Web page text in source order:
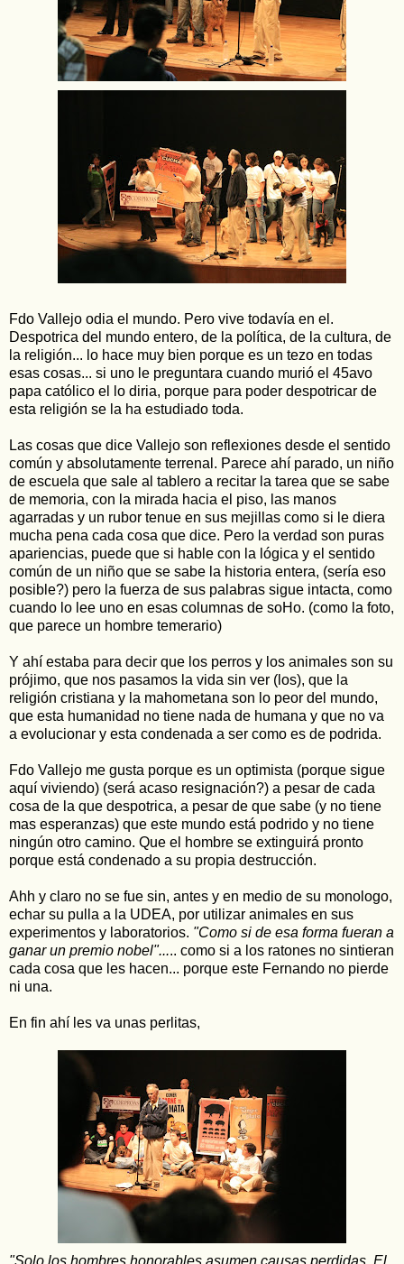
Fdo Vallejo odia el mundo. Pero vive todavía en el.
Despotrica del mundo entero, de la política, de la cultura, de
la religión... lo hace muy bien porque es un tezo en todas
esas cosas... si uno le preguntara cuando murió el 45avo
papa católico el lo diria, porque para poder despotricar de
esta religión se la ha estudiado toda.
Las cosas que dice Vallejo son reflexiones desde el sentido
común y absolutamente terrenal. Parece ahí parado, un niño
de escuela que sale al tablero a recitar la tarea que se sabe
de memoria, con la mirada hacia el piso, las manos
agarradas y un rubor tenue en sus mejillas como si le diera
mucha pena cada cosa que dice. Pero la verdad son puras
apariencias, puede que si hable con la lógica y el sentido
común de un niño que se sabe la historia entera, (sería eso
posible?) pero la fuerza de sus palabras sigue intacta, como
cuando lo lee uno en esas columnas de soHo. (como la foto,
que parece un hombre temerario)
Y ahí estaba para decir que los perros y los animales son su
prójimo, que nos pasamos la vida sin ver (los), que la
religión cristiana y la mahometana son lo peor del mundo,
que esta humanidad no tiene nada de humana y que no va
a evolucionar y esta condenada a ser como es de podrida.
Fdo Vallejo me gusta porque es un optimista (porque sigue
aquí viviendo) (será acaso resignación?) a pesar de cada
cosa de la que despotrica, a pesar de que sabe (y no tiene
mas esperanzas) que este mundo está podrido y no tiene
ningún otro camino. Que el hombre se extinguirá pronto
porque está condenado a su propia destrucción.
Ahh y claro no se fue sin, antes y en medio de su monologo,
echar su pulla a la UDEA, por utilizar animales en sus
experimentos y laboratorios. "Como si de esa forma fueran a
ganar un premio nobel"..... como si a los ratones no sintieran
cada cosa que les hacen... porque este Fernando no pierde
ni una.
En fin ahí les va unas perlitas,
"Solo los hombres honorables asumen causas perdidas. El